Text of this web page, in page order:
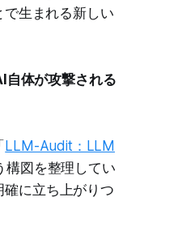
生まれる新しい
自体が攻撃される
LLM-Audit：LLM
構図を整理してい
に立ち上がりつ